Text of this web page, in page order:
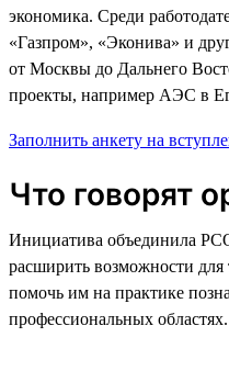
экономика. Среди
«Газпром», «Эконива» и
от Москвы до Дальнего
проекты, например АЭС в
Заполнить анкету на
Что говорят
Инициатива объединила
расширить возможности
помочь им на практике
профессиональных областях.